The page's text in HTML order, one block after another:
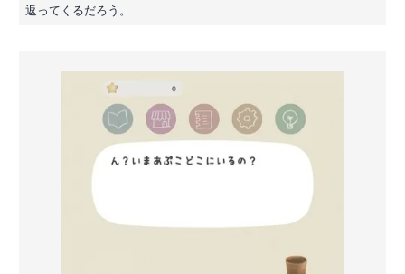
返ってくるだろう。